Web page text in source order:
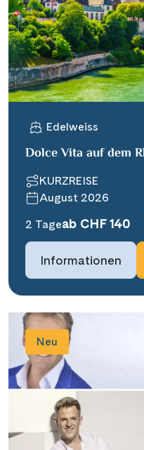
Edelweiss
Dolce Vita auf dem
KURZREISE
August 2026
2 Tageab CHF 140
Informationen
Neu